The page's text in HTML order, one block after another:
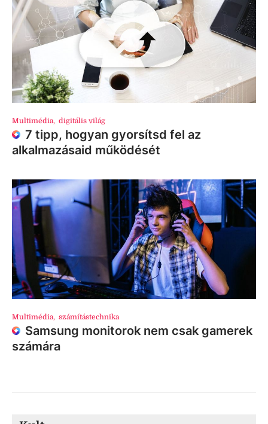
Multimédia, digitális világ
7 tipp, hogyan gyorsítsd fel az
alkalmazásaid működését
Multimédia, számítástechnika
Samsung monitorok nem csak gamerek
számára